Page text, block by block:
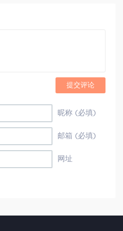
提交评论
昵称 (必填)
邮箱 (必填)
网址